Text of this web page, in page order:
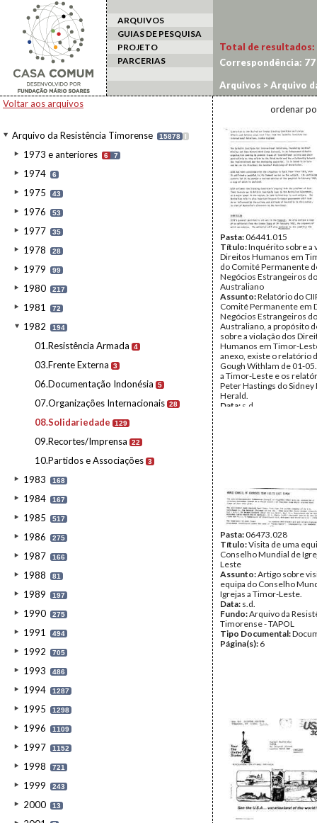
ARQUIVOS
GUIAS DE PESQUISA
PROJETO
PARCERIAS
Voltar aos arquivos
Arquivo da Resistência Timorense 15878 I
1973 e anteriores 6 7
1974 6
1975 43
1976 53
1977 35
1978 28
1979 99
1980 217
1981 72
1982 194
01.Resistência Armada 4
03.Frente Externa 3
06.Documentação Indonésia 5
07.Organizações Internacionais 28
08.Solidariedade 129
09.Recortes/Imprensa 22
10.Partidos e Associações 3
1983 168
1984 167
1985 517
1986 275
1987 166
1988 81
1989 197
1990 275
1991 494
1992 705
1993 486
1994 1287
1995 1298
1996 1109
1997 1152
1998 721
1999 243
2000 13
Total de resultados:
Correspondência: 77
Arquivos >Arquivo
ordenar
Pasta:06441.015
Título:Inquérito sobre a
Direitos Humanos em
do Comité Permanente
Negócios Estrangeiros
Australiano
Assunto:Relatório do
Comité Permanente em
Negócios Estrangeiros
Australiano, a propósito
sobre a violação dos
Humanos em Timor-
anexo, existe o relatório
Gough Withlam de 01-
a Timor-Leste e os
Peter Hastings do
Herald.
Data: s.d.
Pasta:06473.028
Título:Visita de uma
Conselho Mundial de
Leste
Assunto:Artigo sobre
equipa do Conselho
Igrejas a Timor-Leste.
Data: s.d.
Fundo:Arquivo da
Timorense - TAPOL
Tipo Documental:
Página(s): 6